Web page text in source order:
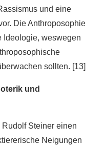
und eine
Die Anthroposophie
Ideologie, weswegen
sollten. [13]
und
Steiner einen
Neigungen